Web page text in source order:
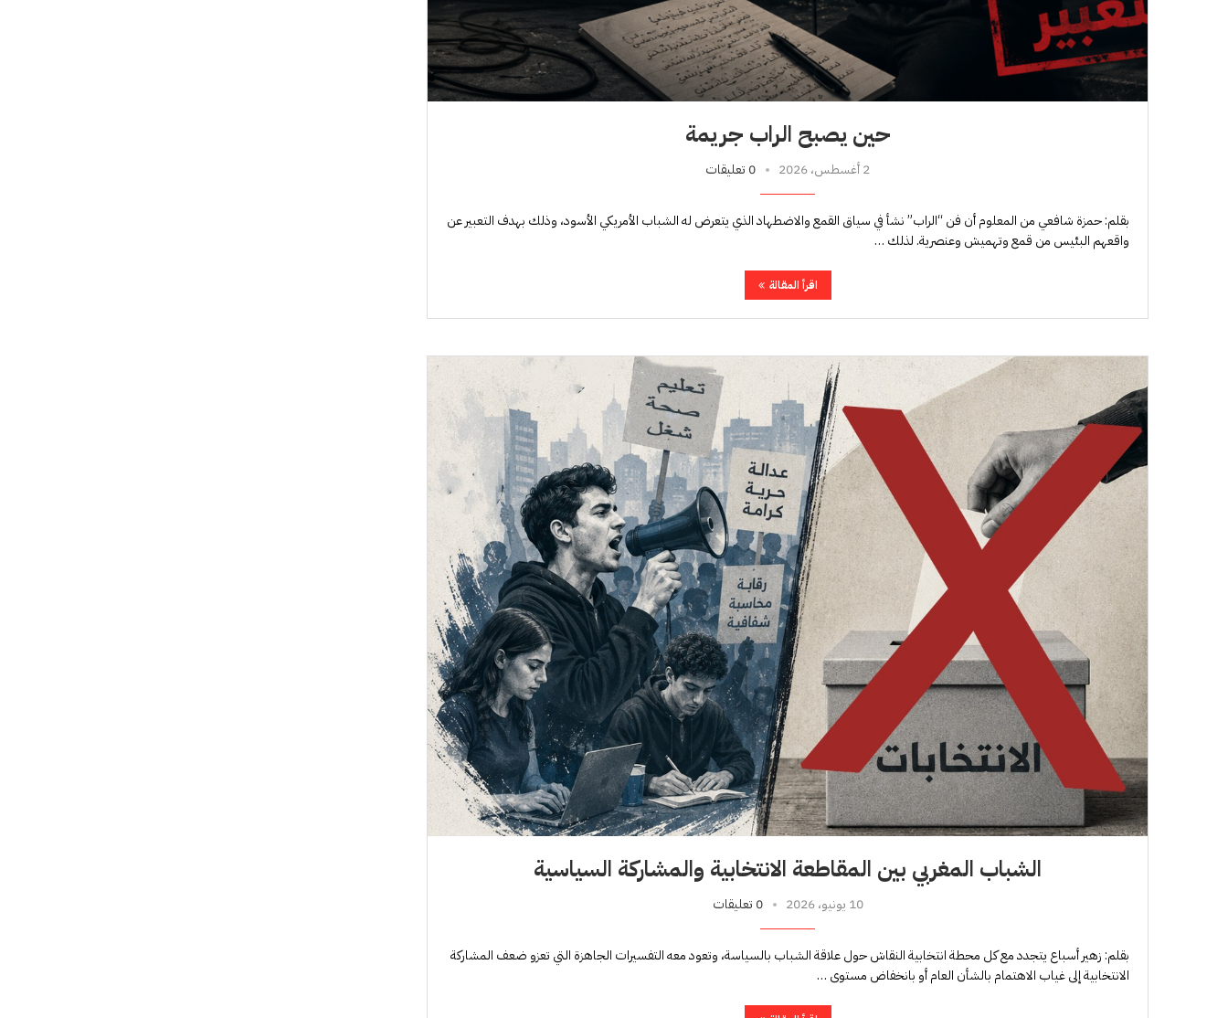
حين يصبح الراب جريمة
2 أغسطس، 2026 0 تعليقات
بقلم: حمزة شافعي من المعلوم أن فن “الراب” نشأ في سياق القمع والاضطهاد الذي يتعرض له الشباب الأمريكي الأسود، وذلك بهدف التعبير عن
واقعهم البئيس من قمع وتهميش وعنصرية. لذلك …
اقرأ المقالة
الشباب المغربي بين المقاطعة الانتخابية والمشاركة السياسية
10 يونيو، 2026 0 تعليقات
بقلم: زهير أسباع يتجدد مع كل محطة انتخابية النقاش حول علاقة الشباب بالسياسة، وتعود معه التفسيرات الجاهزة التي تعزو ضعف المشاركة
الانتخابية إلى غياب الاهتمام بالشأن العام أو بانخفاض مستوى …